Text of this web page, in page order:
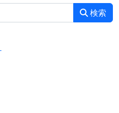
検索